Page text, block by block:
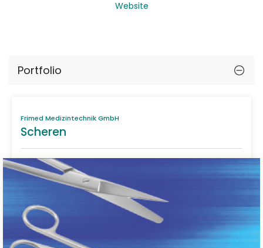
Website
Portfolio
Frimed Medizintechnik GmbH
Scheren